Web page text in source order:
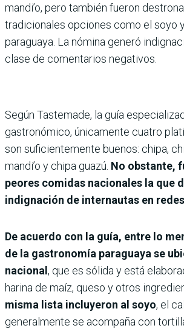
mandi’o, pero también fueron
tradicionales opciones como el soyo
paraguaya. La nómina generó
clase de comentarios negativos.
Según Tastemade, la guía
gastronómico, únicamente cuatro
son suficientemente buenos: chipa,
mandi’o y chipa guazú. No obstante,
peores comidas nacionales la que
indignación de internautas en
De acuerdo con la guía, entre lo
de la gastronomía paraguaya se
nacional, que es sólida y está
harina de maíz, queso y otros
misma lista incluyeron al soyo, el
generalmente se acompaña con